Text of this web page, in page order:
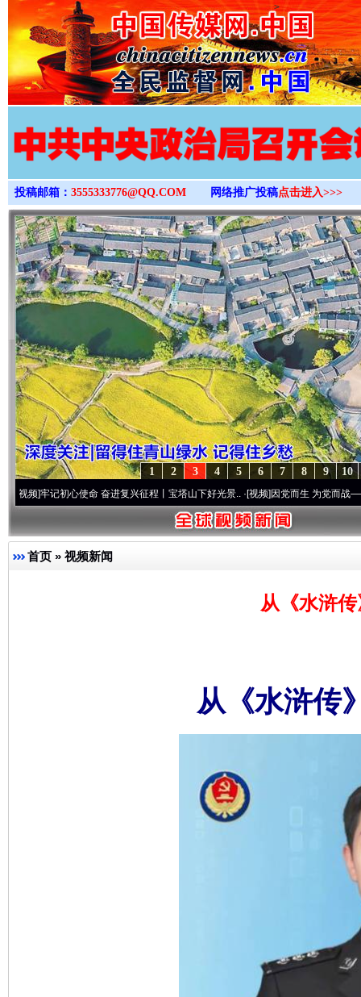
>
投稿邮箱： 3555333776@QQ.COM 网络推广投稿点击进入>>>
10
9
8
7
6
5
4
3
2
1
初心使命 奋进复兴征程丨宝塔山下好光景..·[视频]因党而生 为党而战——百年“纪”
首页 » 视频新闻
从《水浒
从《水浒传